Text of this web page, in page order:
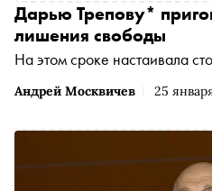
Андрей Москвичев 25
Дарью Трепову*
лишения свободы
На этом сроке настаивала